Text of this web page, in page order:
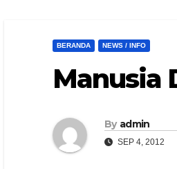
BERANDA NEWS / INFO
Manusia
By admin
SEP 4, 2012